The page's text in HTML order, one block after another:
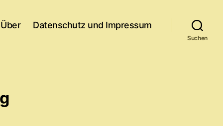
Über Datenschutz und Impressum
Suchen